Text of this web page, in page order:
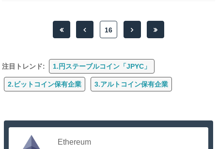
16
注目トレンド: 1.円ステーブルコイン「JPYC」
2.ビットコイン保有企業 3.アルトコイン保有企業
Ethereum